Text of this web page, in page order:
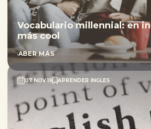
Vocabulario millennial: en
más cool
SABER MÁS
07 NOV 19 APRENDER INGLES